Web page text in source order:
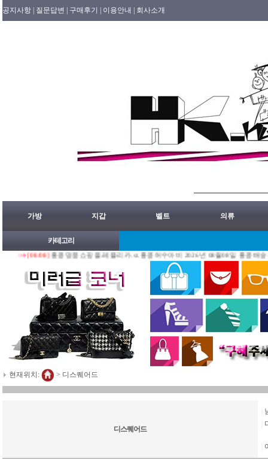
공지사항 | 질문답변 | 구매후기 | 이용안내 | 회사소개
가방 지갑 벨트 의류
카테고리
08]홍콩명품쇼핑몰.레플리카.st.홍콩허수아비 2026년 08월08일 홍콩배송출발 안
현재위치: > 디스퀘어드
디스퀘어드